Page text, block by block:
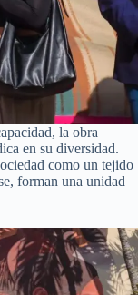
la obra
en su diversidad.
como un tejido
forman una unidad